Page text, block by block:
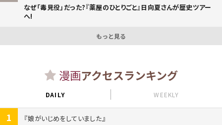
なぜ「毒見役」だった?『薬屋のひとりごと』日向夏さんが歴史ツアー
へ!
もっと見る
漫画アクセスランキング
DAILY WEEKLY
1
娘がいじめをしていました